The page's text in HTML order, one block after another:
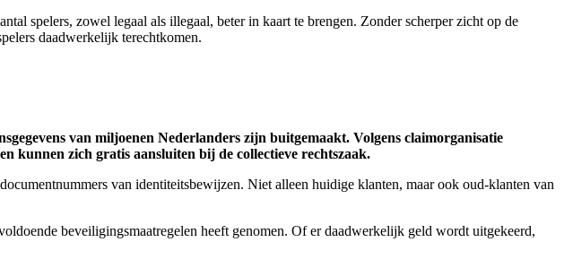
spelers, zowel legaal als illegaal, beter in kaart te brengen. Zonder scherper zicht op de
daadwerkelijk terechtkomen.
van miljoenen Nederlanders zijn buitgemaakt. Volgens claimorganisatie
kunnen zich gratis aansluiten bij de collectieve rechtszaak.
van identiteitsbewijzen. Niet alleen huidige klanten, maar ook oud-klanten van
beveiligingsmaatregelen heeft genomen. Of er daadwerkelijk geld wordt uitgekeerd,